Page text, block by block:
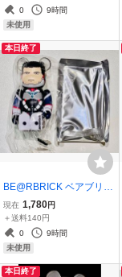
0
9時間
未使用
本日終了
BE@RBRICK ベアブリッ
ク シリーズ49★SF裏★イ
サミ・アオ（勇気爆発バ
ーンブレイバーン）
現在 1,780円
＋送料140円
0
9時間
未使用
本日終了